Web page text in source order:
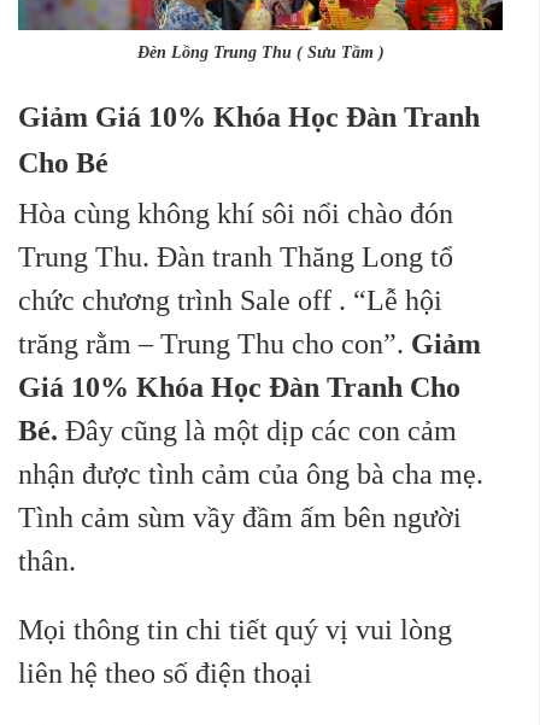
Đèn Lồng Trung Thu ( Sưu Tầm )
Giảm Giá 10% Khóa Học Đàn Tranh
Cho Bé
Hòa cùng không khí sôi nổi chào đón
Trung Thu. Đàn tranh Thăng Long tổ
chức chương trình Sale off . “Lễ hội
trăng rằm – Trung Thu cho con”. Giảm
Giá 10% Khóa Học Đàn Tranh Cho
Bé. Đây cũng là một dịp các con cảm
nhận được tình cảm của ông bà cha mẹ.
Tình cảm sùm vầy đầm ấm bên người
thân.
Mọi thông tin chi tiết quý vị vui lòng
liên hệ theo số điện thoại